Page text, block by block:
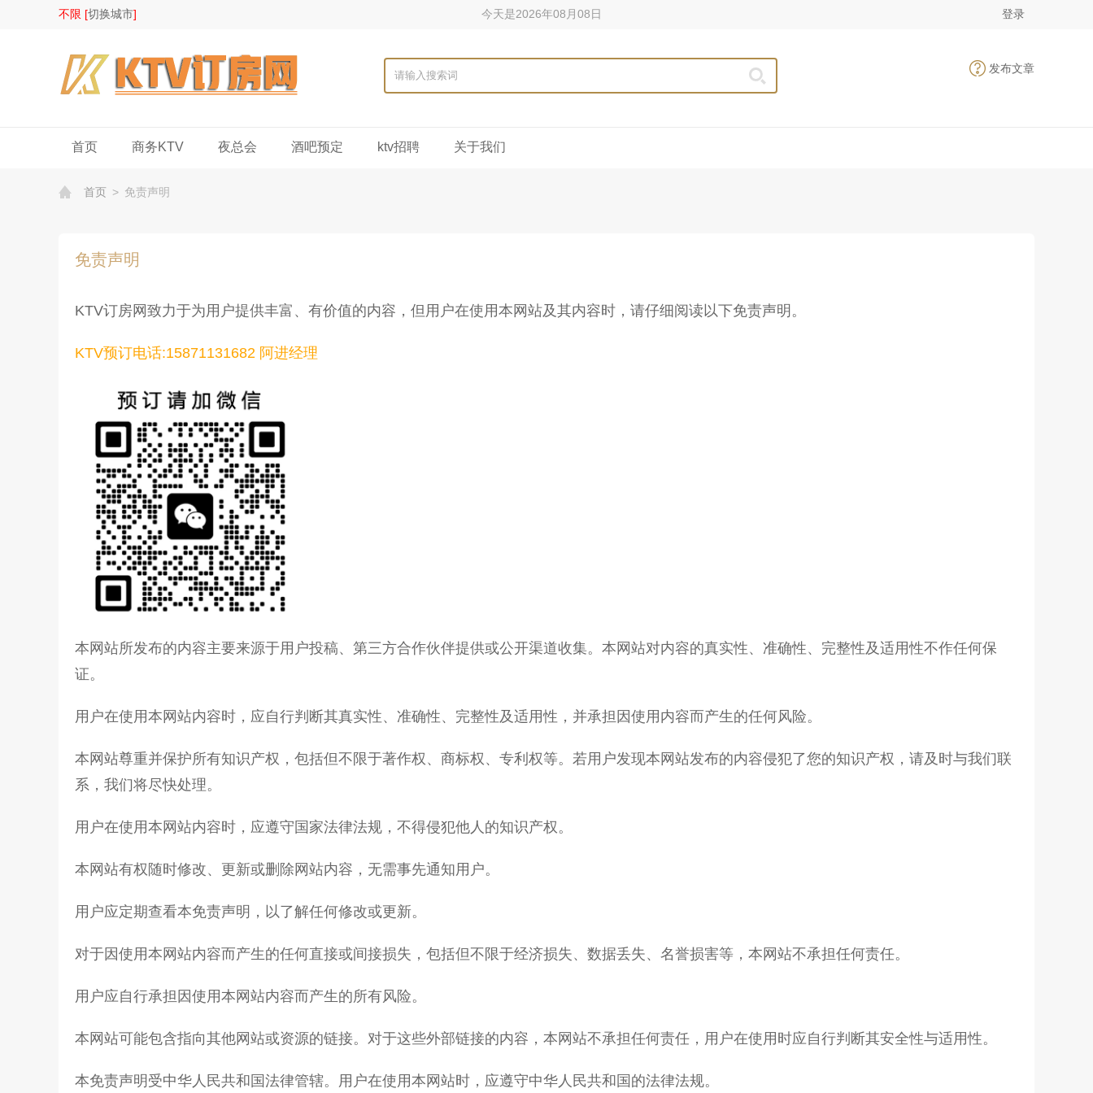
不限 [切换城市] 今天是2026年08月08日 登录
发布文章
首页 商务KTV 夜总会 酒吧预定 ktv招聘 关于我们
首页 > 免责声明
免责声明
KTV订房网致力于为用户提供丰富、有价值的内容，但用户在使用本网站及其内容时，请仔细阅读以下免责声明。
KTV预订电话:15871131682 阿进经理
本网站所发布的内容主要来源于用户投稿、第三方合作伙伴提供或公开渠道收集。本网站对内容的真实性、准确性、完整性及适用性不作任何保
证。
用户在使用本网站内容时，应自行判断其真实性、准确性、完整性及适用性，并承担因使用内容而产生的任何风险。
本网站尊重并保护所有知识产权，包括但不限于著作权、商标权、专利权等。若用户发现本网站发布的内容侵犯了您的知识产权，请及时与我们联
系，我们将尽快处理。
用户在使用本网站内容时，应遵守国家法律法规，不得侵犯他人的知识产权。
本网站有权随时修改、更新或删除网站内容，无需事先通知用户。
用户应定期查看本免责声明，以了解任何修改或更新。
对于因使用本网站内容而产生的任何直接或间接损失，包括但不限于经济损失、数据丢失、名誉损害等，本网站不承担任何责任。
用户应自行承担因使用本网站内容而产生的所有风险。
本网站可能包含指向其他网站或资源的链接。对于这些外部链接的内容，本网站不承担任何责任，用户在使用时应自行判断其安全性与适用性。
本免责声明受中华人民共和国法律管辖。用户在使用本网站时，应遵守中华人民共和国的法律法规。